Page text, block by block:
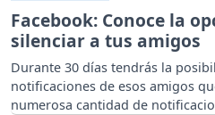
Facebook: Conoce la
silenciar a tus amigos
Durante 30 días tendrás la
notificaciones de esos amigos
numerosa cantidad de